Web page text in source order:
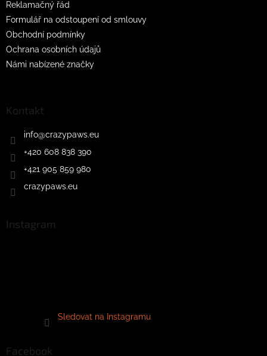
Reklamačný řád
Formulář na odstoupení od smlouvy
Obchodní podmínky
Ochrana osobních údajů
Námi nabízené značky
Kontakt
info@crazypaws.eu
+420 608 838 390
+421 905 859 980
crazypaws.eu
Instagram
Sledovat na Instagramu
Facebook